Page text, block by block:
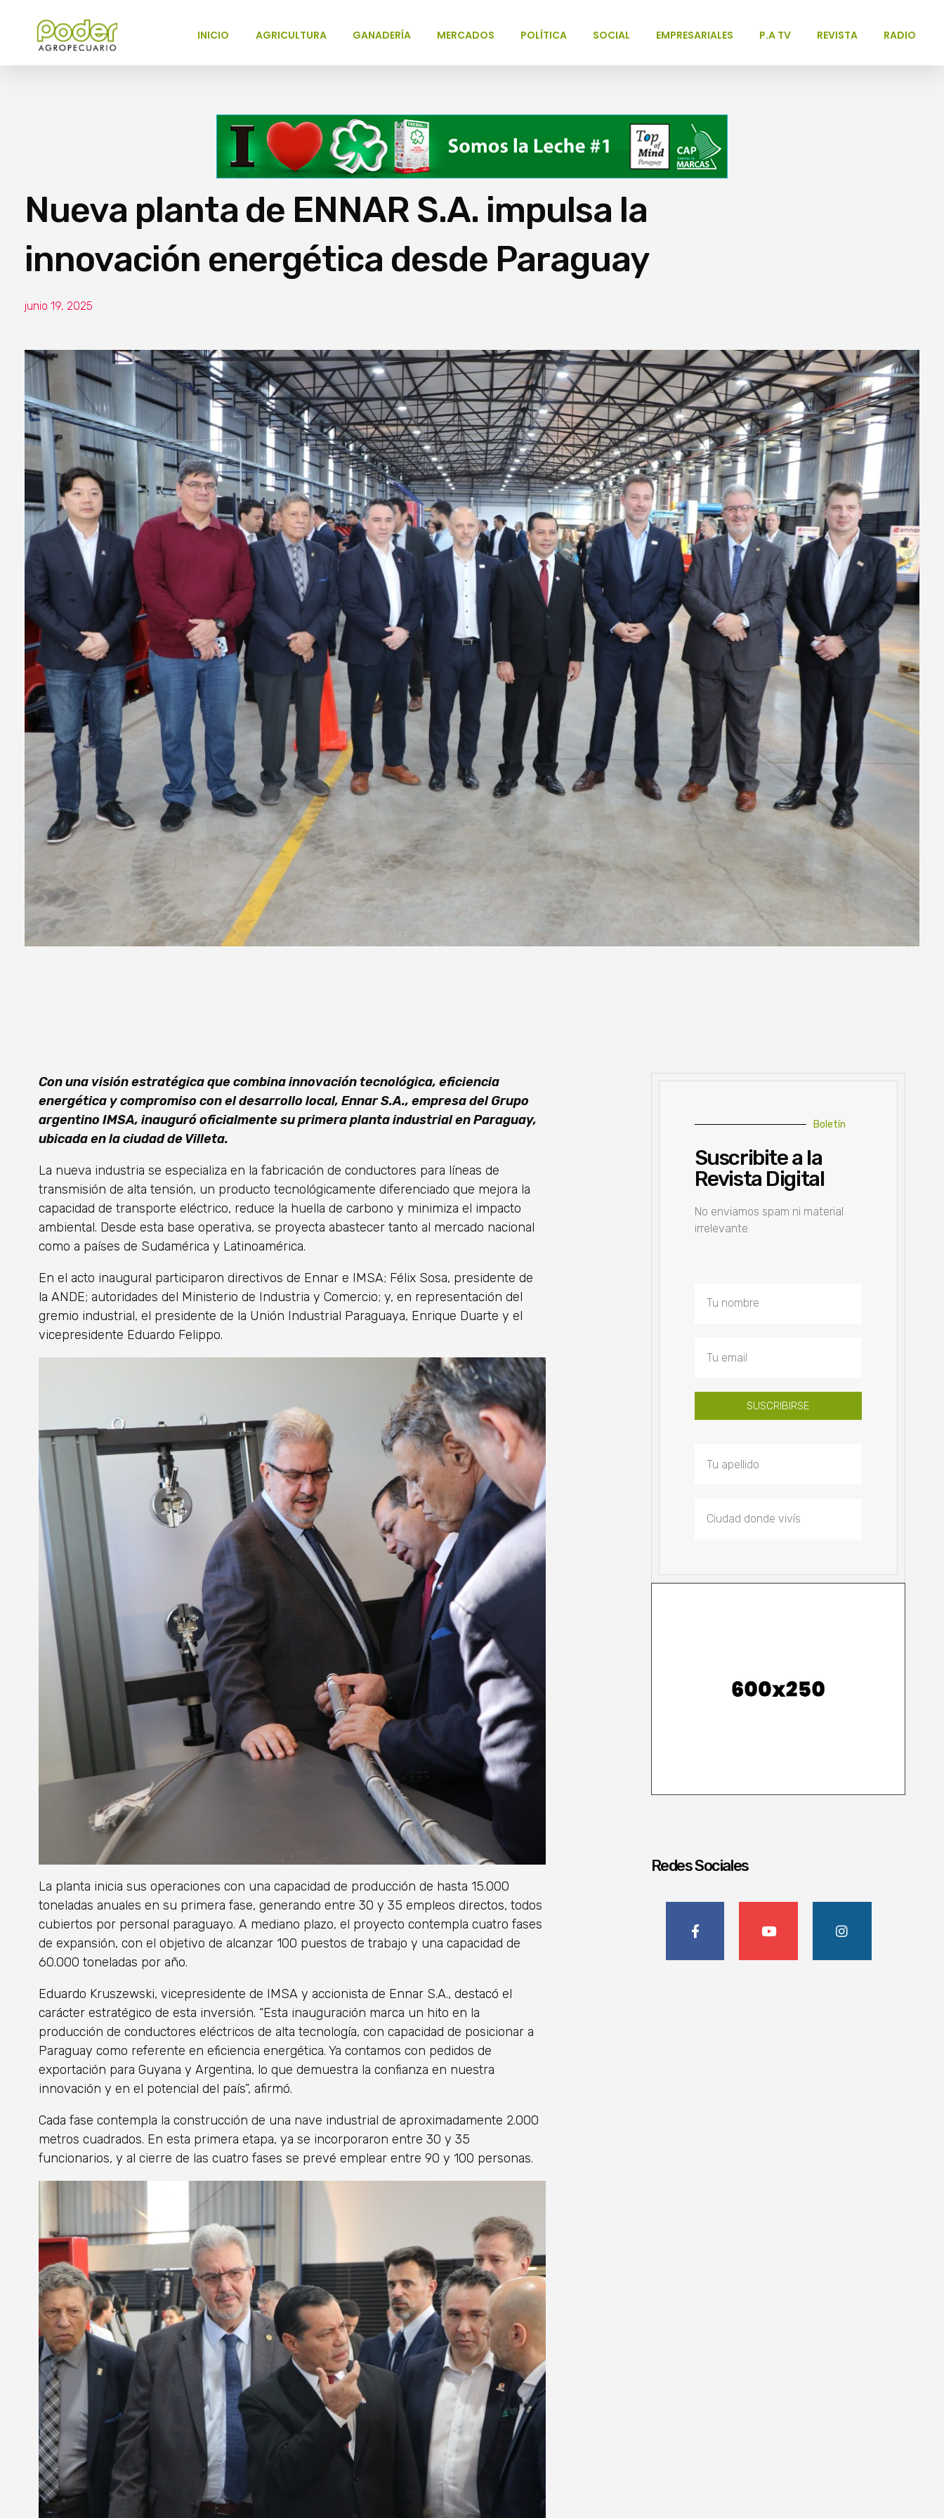
INICIO AGRICULTURA GANADERÍA MERCADOS POLÍTICA SOCIAL EMPRESARIALES P.A TV REVISTA RADIO
Nueva planta de ENNAR S.A. impulsa la
innovación energética desde Paraguay
junio 19, 2025
Con una visión estratégicaque combina innovación tecnológica, eficiencia
energética y compromiso con el desarrollo local, Ennar S.A., empresa del Grupo
argentino IMSA, inauguró oficialmente su primera planta industrial en Paraguay,
ubicada en la ciudad de Villeta.
La nueva industria se especializa en la fabricación de conductores para líneas de
transmisión de alta tensión, un producto tecnológicamente diferenciado que mejora la
capacidad de transporte eléctrico, reduce la huella de carbono y minimiza el impacto
ambiental. Desde esta base operativa, se proyecta abastecer tanto al mercado nacional
como a países de Sudamérica y Latinoamérica.
En el acto inaugural participaron directivos de Ennar e IMSA; Félix Sosa, presidente de
la ANDE; autoridades del Ministerio de Industria y Comercio; y, en representación del
gremio industrial, el presidente de la Unión Industrial Paraguaya, Enrique Duarte y el
vicepresidente Eduardo Felippo.
La planta inicia sus operaciones con una capacidad de producción de hasta 15.000
toneladas anuales en su primera fase, generando entre 30 y 35 empleos directos, todos
cubiertos por personal paraguayo. A mediano plazo, el proyecto contempla cuatro fases
de expansión, con el objetivo de alcanzar 100 puestos de trabajo y una capacidad de
60.000 toneladas por año.
Eduardo Kruszewski, vicepresidente de IMSA y accionista de Ennar S.A., destacó el
carácter estratégico de esta inversión. “Esta inauguración marca un hito en la
producción de conductores eléctricos de alta tecnología, con capacidad de posicionar a
Paraguay como referente en eficiencia energética. Ya contamos con pedidos de
exportación para Guyana y Argentina, lo que demuestra la confianza en nuestra
innovación y en el potencial del país”, afirmó.
Cada fase contempla la construcción de una nave industrial de aproximadamente 2.000
metros cuadrados. En esta primera etapa, ya se incorporaron entre 30 y 35
funcionarios, y al cierre de las cuatro fases se prevé emplear entre 90 y 100 personas.
Boletín
Suscribite a la
Revista Digital
No enviamos spam ni material
irrelevante.
SUSCRIBIRSE
Redes Sociales